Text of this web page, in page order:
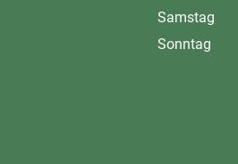
Samstag
Sonntag